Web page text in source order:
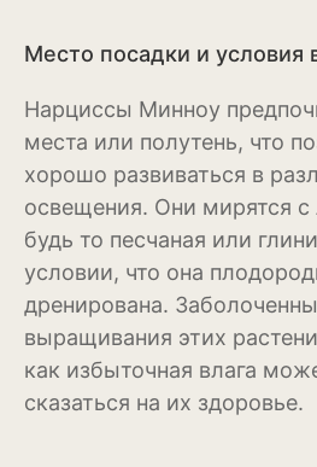
Физалис
Флокс
Форзиция
Фуксия
Хоста
Место посадки и условия
Нарциссы Минноу
места или полутень, что
хорошо развиваться в
освещения. Они мирятся
будь то песчаная или
условии, что она
дренирована.
выращивания этих
как избыточная влага
сказаться на их здоровье.